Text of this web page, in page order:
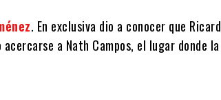
. En exclusiva dio a conocer que
a Nath Campos, el lugar donde la